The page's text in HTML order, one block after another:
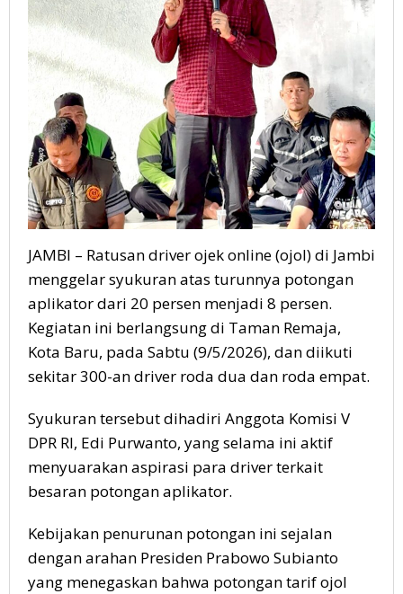
JAMBI – Ratusan driver ojek online (ojol) di Jambi
menggelar syukuran atas turunnya potongan
aplikator dari 20 persen menjadi 8 persen.
Kegiatan ini berlangsung di Taman Remaja,
Kota Baru, pada Sabtu (9/5/2026), dan diikuti
sekitar 300-an driver roda dua dan roda empat.
Syukuran tersebut dihadiri Anggota Komisi V
DPR RI, Edi Purwanto, yang selama ini aktif
menyuarakan aspirasi para driver terkait
besaran potongan aplikator.
Kebijakan penurunan potongan ini sejalan
dengan arahan Presiden Prabowo Subianto
yang menegaskan bahwa potongan tarif ojol